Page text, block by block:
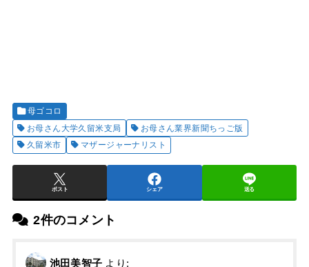
母ゴコロ
お母さん大学久留米支局
お母さん業界新聞ちっご版
久留米市
マザージャーナリスト
ポスト シェア 送る
2件のコメント
池田美智子 より: